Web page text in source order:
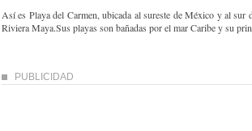
Así es Playa del Carmen, ubicada al sureste de México y al sur
Riviera Maya.Sus playas son bañadas por el mar Caribe y su
PUBLICIDAD